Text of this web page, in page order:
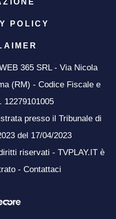
POLICY
365 SRL - Via Nicola
(RM) - Codice Fiscale e
12279101005
presso il Tribunale di
del 17/04/2023
riservati - TVPLAY.IT è
- Contattaci